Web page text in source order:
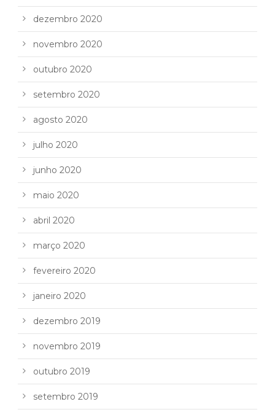
dezembro 2020
novembro 2020
outubro 2020
setembro 2020
agosto 2020
julho 2020
junho 2020
maio 2020
abril 2020
março 2020
fevereiro 2020
janeiro 2020
dezembro 2019
novembro 2019
outubro 2019
setembro 2019